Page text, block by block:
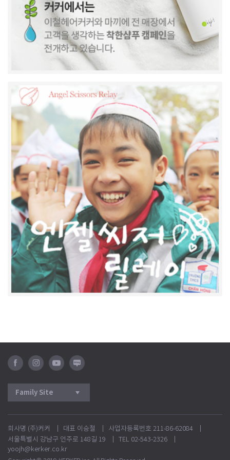
페
이
스
인
스
타
그
램
유
튜
브
블
로
그
회사명 (주)커커 대표 이승철
사업자등록번호 211-86-62084
서울특별시 강남구 언주로 148길 19
TEL 02-543-2326
yoojh@kerker.co.kr